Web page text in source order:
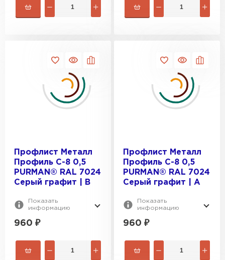
Профлист Металл
Профиль С-8 0,5
PURMAN® RAL 7024
Серый графит | B
Показать
информацию
960 ₽
Профлист Металл
Профиль С-8 0,5
PURMAN® RAL 7024
Серый графит | A
Показать
информацию
960 ₽